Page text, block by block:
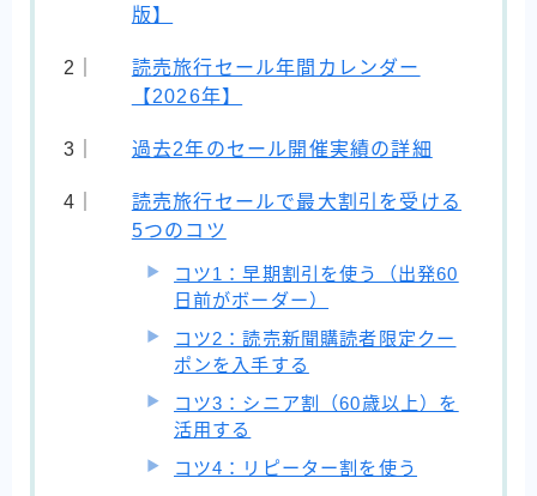
版】
読売旅行セール年間カレンダー
【2026年】
過去2年のセール開催実績の詳細
読売旅行セールで最大割引を受ける
5つのコツ
コツ1：早期割引を使う（出発60
日前がボーダー）
コツ2：読売新聞購読者限定クー
ポンを入手する
コツ3：シニア割（60歳以上）を
活用する
コツ4：リピーター割を使う